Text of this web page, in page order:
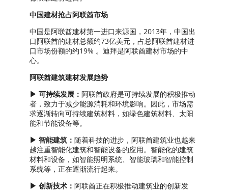
中国建材抢占阿联酋市场
中国是阿联酋建材第一进口来源国，2013年，中国出
口阿联酋的建材总额约73亿美元，占总阿联酋建材进
口市场份额的约19% 。迪拜是阿联酋建材市场的中
心。
阿联酋建筑建材发展趋势
▶ 可持续发展： 阿联酋政府是可持续发展的积极推动
者，致力于减少能源消耗和环境影响。因此，市场需
求逐渐转向可持续建筑材料，如绿色建筑材料、太阳
能和节能设备等。
▶ 智能建筑： 随着科技的进步，阿联酋建筑业也越来
越注重智能化建筑和智能设备的应用。智能化的建筑
材料和设备，如智能照明系统、智能玻璃和智能控制
系统等，正在逐渐流行起来。
▶ 创新技术： 阿联酋正在积极推动建筑业的创新发